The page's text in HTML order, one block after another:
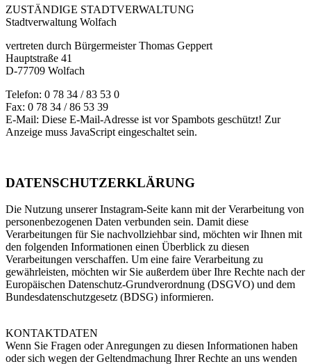
ZUSTÄNDIGE STADTVERWALTUNG
Stadtverwaltung Wolfach
vertreten durch Bürgermeister Thomas Geppert
Hauptstraße 41
D-77709 Wolfach
Telefon: 0 78 34 / 83 53 0
Fax: 0 78 34 / 86 53 39
E-Mail: Diese E-Mail-Adresse ist vor Spambots geschützt! Zur
Anzeige muss JavaScript eingeschaltet sein.
DATENSCHUTZERKLÄRUNG
Die Nutzung unserer Instagram-Seite kann mit der Verarbeitung von
personenbezogenen Daten verbunden sein. Damit diese
Verarbeitungen für Sie nachvollziehbar sind, möchten wir Ihnen mit
den folgenden Informationen einen Überblick zu diesen
Verarbeitungen verschaffen. Um eine faire Verarbeitung zu
gewährleisten, möchten wir Sie außerdem über Ihre Rechte nach der
Europäischen Datenschutz-Grundverordnung (DSGVO) und dem
Bundesdatenschutzgesetz (BDSG) informieren.
KONTAKTDATEN
Wenn Sie Fragen oder Anregungen zu diesen Informationen haben
oder sich wegen der Geltendmachung Ihrer Rechte an uns wenden